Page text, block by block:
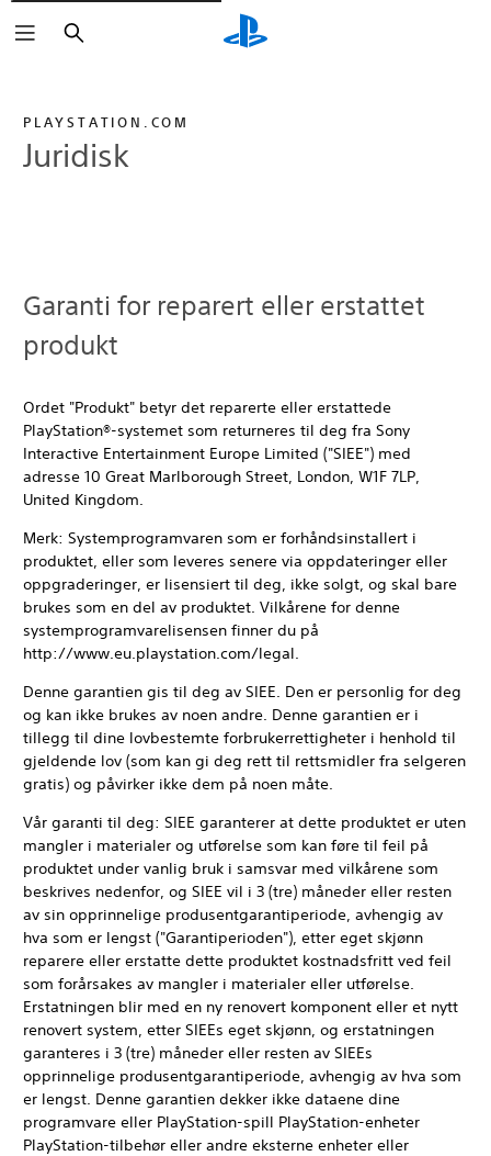
Søk
PLAYSTATION.COM
Juridisk
Garanti for reparert eller erstattet
produkt
Ordet "Produkt" betyr det reparerte eller erstattede
PlayStation®-systemet som returneres til deg fra Sony
Interactive Entertainment Europe Limited ("SIEE") med
adresse 10 Great Marlborough Street, London, W1F 7LP,
United Kingdom.
Merk: Systemprogramvaren som er forhåndsinstallert i
produktet, eller som leveres senere via oppdateringer eller
oppgraderinger, er lisensiert til deg, ikke solgt, og skal bare
brukes som en del av produktet. Vilkårene for denne
systemprogramvarelisensen finner du på
http://www.eu.playstation.com/legal.
Denne garantien gis til deg av SIEE. Den er personlig for deg
og kan ikke brukes av noen andre. Denne garantien er i
tillegg til dine lovbestemte forbrukerrettigheter i henhold til
gjeldende lov (som kan gi deg rett til rettsmidler fra selgeren
gratis) og påvirker ikke dem på noen måte.
Vår garanti til deg: SIEE garanterer at dette produktet er uten
mangler i materialer og utførelse som kan føre til feil på
produktet under vanlig bruk i samsvar med vilkårene som
beskrives nedenfor, og SIEE vil i 3 (tre) måneder eller resten
av sin opprinnelige produsentgarantiperiode, avhengig av
hva som er lengst ("Garantiperioden"), etter eget skjønn
reparere eller erstatte dette produktet kostnadsfritt ved feil
som forårsakes av mangler i materialer eller utførelse.
Erstatningen blir med en ny renovert komponent eller et nytt
renovert system, etter SIEEs eget skjønn, og erstatningen
garanteres i 3 (tre) måneder eller resten av SIEEs
opprinnelige produsentgarantiperiode, avhengig av hva som
er lengst. Denne garantien dekker ikke dataene dine
programvare eller PlayStation-spill PlayStation-enheter
PlayStation-tilbehør eller andre eksterne enheter eller